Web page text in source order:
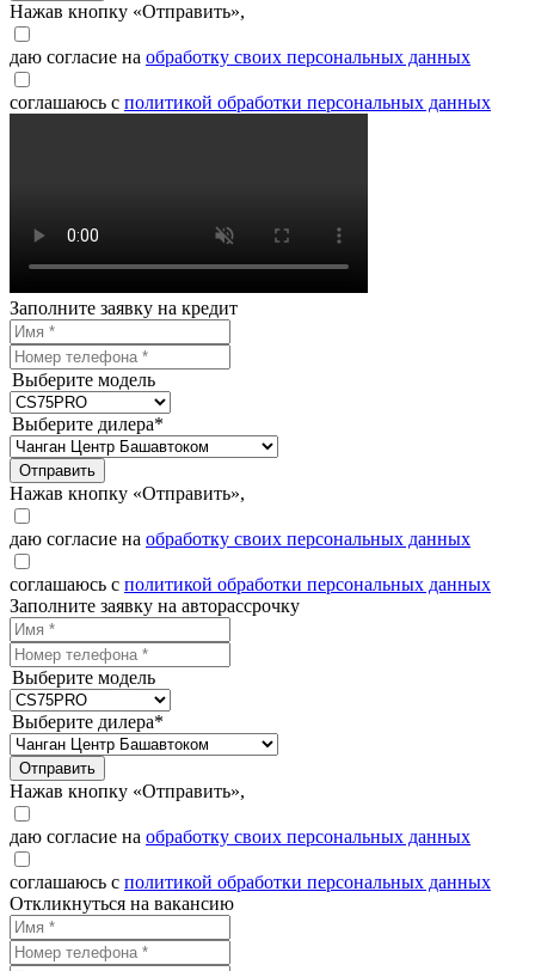
Нажав кнопку «Отправить»,
даю согласие на обработку своих персональных данных
соглашаюсь с политикой обработки персональных данных
Заполните заявку на кредит
Выберите модель
Выберите дилера*
Отправить
Нажав кнопку «Отправить»,
даю согласие на обработку своих персональных данных
соглашаюсь с политикой обработки персональных данных
Заполните заявку на авторассрочку
Выберите модель
Выберите дилера*
Отправить
Нажав кнопку «Отправить»,
даю согласие на обработку своих персональных данных
соглашаюсь с политикой обработки персональных данных
Откликнуться на вакансию